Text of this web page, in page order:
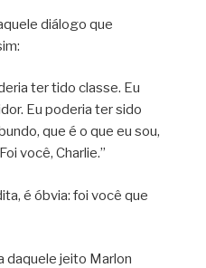
diálogo que
ter tido classe. Eu
Eu poderia ter sido
que é o que eu sou,
você, Charlie.”
é óbvia: foi você que
daquele jeito Marlon